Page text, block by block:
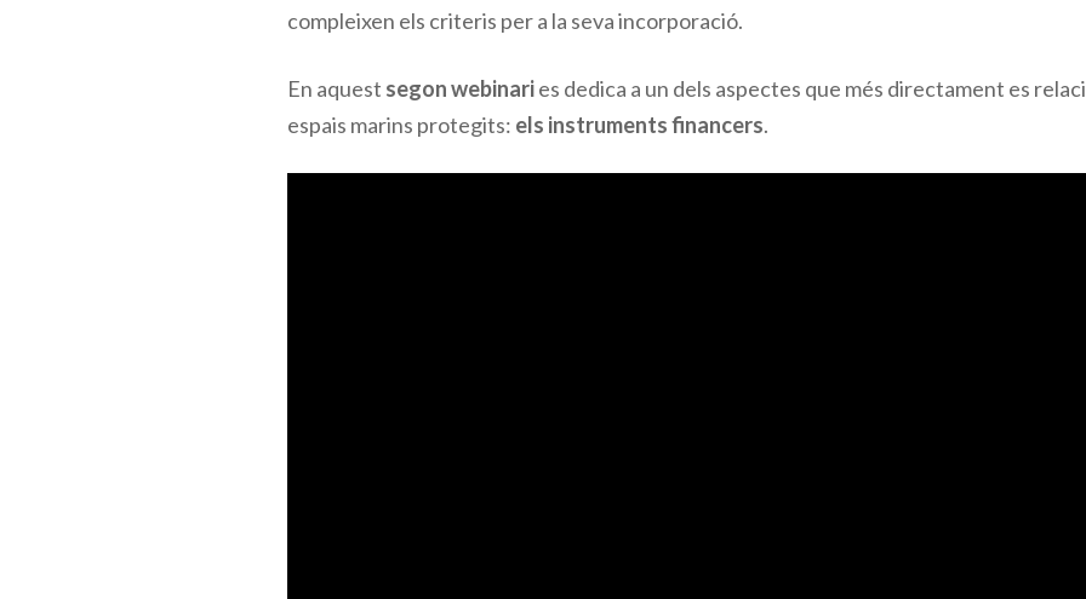
compleixen els criteris per a la seva incorporació.
En aquest segon webinaries dedica a un dels aspectes que més directament es
espais marins protegits: els instruments financers.